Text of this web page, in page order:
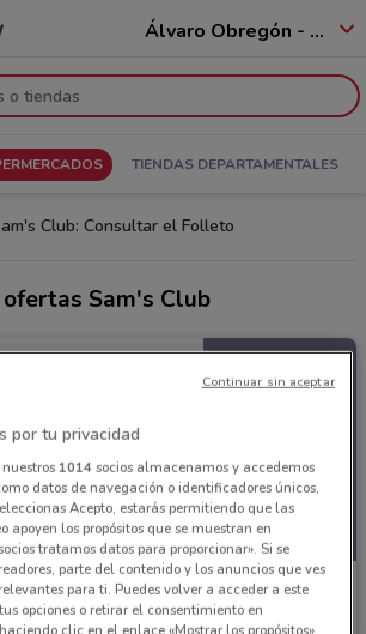
Álvaro Obregón - 01520
TIENDAS DEPARTAMENTALES
Club: Consultar el Folleto
Sam's Club
2.3 km
por tu privacidad
1014socios almacenamos y accedemos
datos de navegación o identificadores únicos,
Acepto, estarás permitiendo que las
apoyen los propósitos que se muestran en
tratamos datos para proporcionar». Si se
parte del contenido y los anuncios que ves
para ti. Puedes volver a acceder a este
opciones o retirar el consentimiento en
Continuar sin aceptar